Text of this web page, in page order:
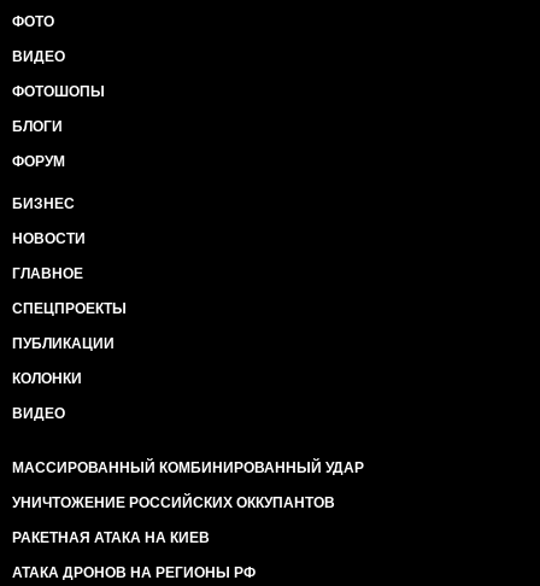
ФОТО
ВИДЕО
ФОТОШОПЫ
БЛОГИ
ФОРУМ
БИЗНЕС
НОВОСТИ
ГЛАВНОЕ
СПЕЦПРОЕКТЫ
ПУБЛИКАЦИИ
КОЛОНКИ
ВИДЕО
МАССИРОВАННЫЙ КОМБИНИРОВАННЫЙ УДАР
УНИЧТОЖЕНИЕ РОССИЙСКИХ ОККУПАНТОВ
РАКЕТНАЯ АТАКА НА КИЕВ
АТАКА ДРОНОВ НА РЕГИОНЫ РФ